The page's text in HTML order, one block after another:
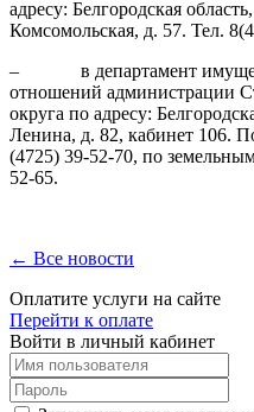
адресу: Белгородская
Комсомольская, д. 57. Тел.
– в департамент
отношений администрации
округа по адресу:
Ленина, д. 82, кабинет 106.
(4725) 39-52-70, по
52-65.
← Все новости
Оплатите услуги на сайте
Перейти к оплате
Войти в личный кабинет